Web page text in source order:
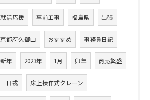
就活応援 事前工事 福島県 出張
京都府久御山 おすすめ 事務員日記
新年 2023年 1月 卯年 商売繁盛
十日戎 床上操作式クレーン